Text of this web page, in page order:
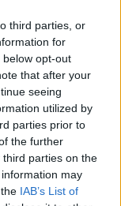
third parties, or
for
opt-out
that after your
seeing
utilized by
parties prior to
the further
parties on the
may
IAB’s List of
KIKO FEMENIA
ABQAR